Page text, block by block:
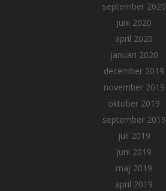
september 2020
juni 2020
april 2020
januari 2020
december 2019
november 2019
oktober 2019
september 2019
juli 2019
juni 2019
maj 2019
april 2019